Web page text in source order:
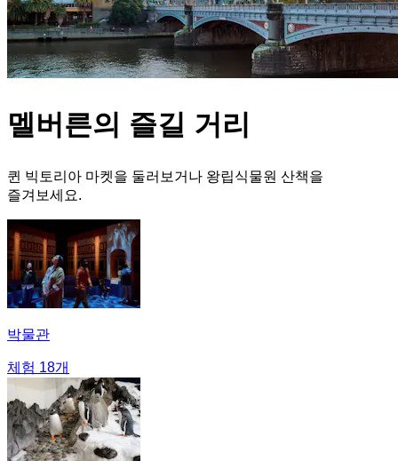
멜버른의 즐길 거리
퀸 빅토리아 마켓을 둘러보거나 왕립식물원 산책을
즐겨보세요.
박물관
체험 18개